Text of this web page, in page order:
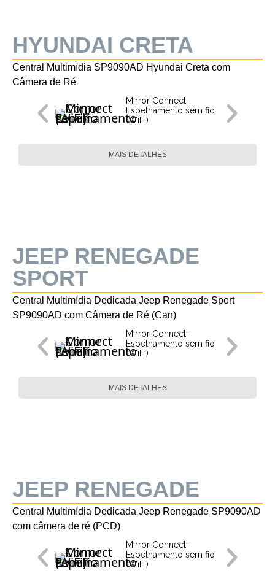
HYUNDAI CRETA
Central Multimídia SP9090AD Hyundai Creta com
Câmera de Ré
Mirror Connect -
Espelhamento sem fio
(WiFi)
MAIS DETALHES
JEEP RENEGADE
SPORT
Central Multimídia Dedicada Jeep Renegade Sport
SP9090AD com Câmera de Ré (Can)
Mirror Connect -
Espelhamento sem fio
(WiFi)
MAIS DETALHES
JEEP RENEGADE
Central Multimídia Dedicada Jeep Renegade SP9090AD
com câmera de ré (PCD)
Mirror Connect -
Espelhamento sem fio
(WiFi)